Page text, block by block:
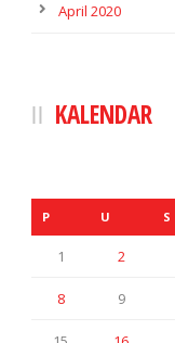
April 2020
KALENDAR
P U S
1 2
8 9